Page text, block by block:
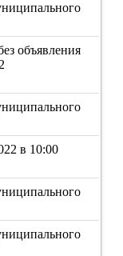
объявления
в 10:00